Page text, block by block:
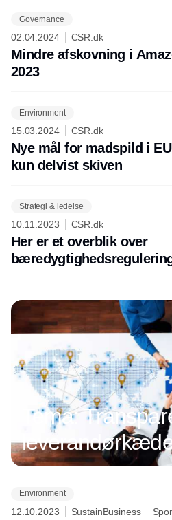
Governance
02.04.2024 CSR.dk
Mindre afskovning i
2023
Environment
15.03.2024 CSR.dk
Nye mål for madspild i
kun delvist skiven
Strategi & ledelse
10.11.2023 CSR.dk
Her er et overblik over
Tema:
Environment
12.10.2023 SustainBusiness